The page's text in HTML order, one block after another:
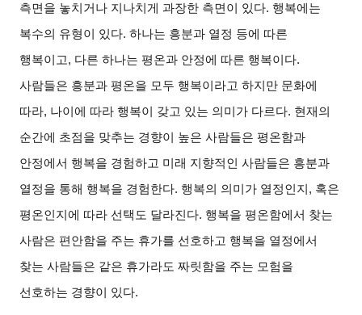
측면을 놓치거나 지나치게 과장한 측면이 있다. 행복에는
복수의 유형이 있다.하나는 흥분과 열정 등에 따른
행복이고, 다른 하나는 평온과 안정에 따른 행복이다.
사람들은 흥분과 평온을 모두 행복이라고 하지만 문화에
따라, 나이에 따라 행복이 갖고 있는 의미가 다르다. 현재의
순간에 초점을 맞추는 경향이 높은 사람들은 평온함과
안정에서 행복을 경험하고 미래 지향적인 사람들은 흥분과
열정을 통해 행복을 경험한다. 행복의 의미가 열정인지 , 혹은
평온인지에 따라 선택도 달라진다. 행복을 평온함에서 찾는
사람은 편안함을 주는 휴가를 선호하고 행복을 열정에서
찾는 사람들은 같은 휴가라도 짜릿함을 주는 모험을
선호하는 경향이 있다.